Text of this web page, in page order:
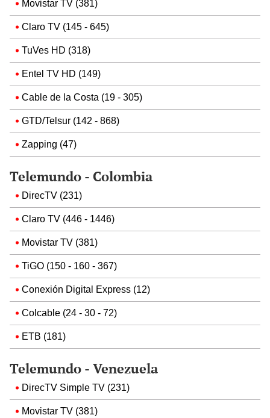
Movistar TV (381)
Claro TV (145 - 645)
TuVes HD (318)
Entel TV HD (149)
Cable de la Costa (19 - 305)
GTD/Telsur (142 - 868)
Zapping (47)
Telemundo - Colombia
DirecTV (231)
Claro TV (446 - 1446)
Movistar TV (381)
TiGO (150 - 160 - 367)
Conexión Digital Express (12)
Colcable (24 - 30 - 72)
ETB (181)
Telemundo - Venezuela
DirecTV Simple TV (231)
Movistar TV (381)